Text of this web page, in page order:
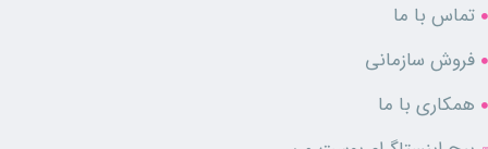
تماس با ما
فروش سازمانی
همکاری با ما